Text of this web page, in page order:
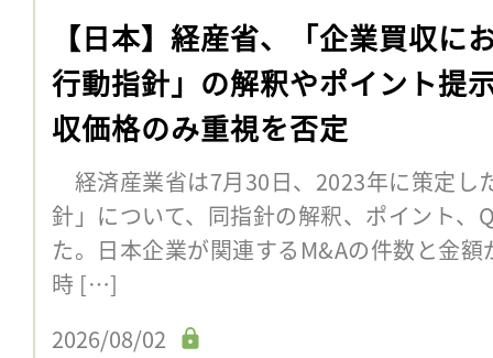
【日本】経産省、「企業買収に
行動指針」の解釈やポイント提
収価格のみ重視を否定
経済産業省は7月30日、2023年に策定し
針」について、同指針の解釈、ポイント、
た。日本企業が関連するM&Aの件数と金
時 […]
2026/08/02